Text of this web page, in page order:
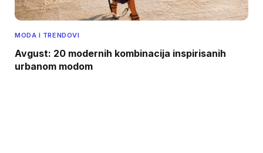
MODA I TRENDOVI
Avgust: 20 modernih kombinacija inspirisanih
urbanom modom